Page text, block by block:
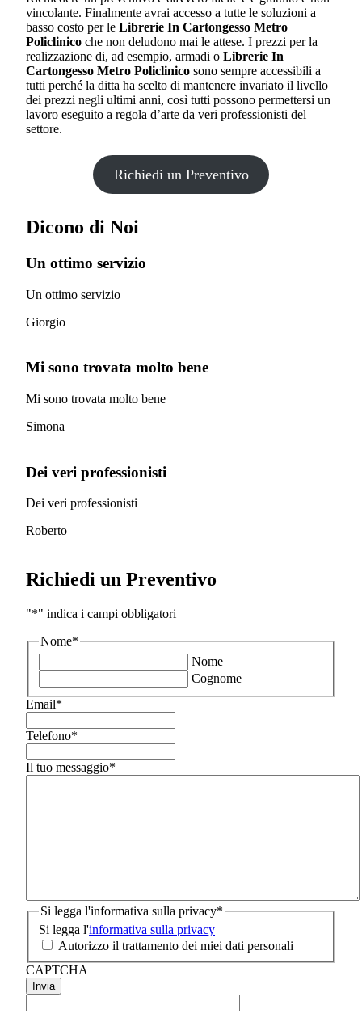
vincolante. Finalmente avrai accesso a tutte le soluzioni a
basso costo per le Librerie In Cartongesso Metro
Policlinico che non deludono mai le attese. I prezzi per la
realizzazione di, ad esempio, armadi o Librerie In
Cartongesso Metro Policlinico sono sempre accessibili a
tutti perché la ditta ha scelto di mantenere invariato il livello
dei prezzi negli ultimi anni, così tutti possono permettersi un
lavoro eseguito a regola d’arte da veri professionisti del
settore.
Richiedi un Preventivo
Dicono di Noi
Un ottimo servizio
Un ottimo servizio
Giorgio
Mi sono trovata molto bene
Mi sono trovata molto bene
Simona
Dei veri professionisti
Dei veri professionisti
Roberto
Richiedi un Preventivo
"*" indica i campi obbligatori
Nome*
Nome
Cognome
Email*
Telefono*
Il tuo messaggio*
Si legga l'informativa sulla privacy*
Si legga l'informativa sulla privacy
Autorizzo il trattamento dei miei dati personali
CAPTCHA